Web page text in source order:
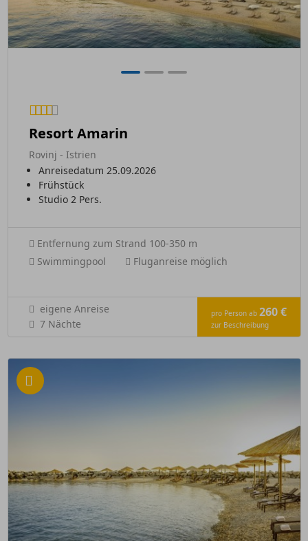
Resort Amarin
Rovinj - Istrien
Anreisedatum 25.09.2026
Frühstück
Studio 2 Pers.
Entfernung zum Strand 100-350 m
Swimmingpool
Fluganreise möglich
eigene Anreise
7 Nächte
pro Person ab 260 €
zur Beschreibung